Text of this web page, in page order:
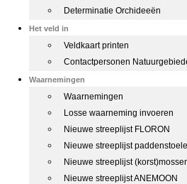
Determinatie Orchideeën
Het veld in
Veldkaart printen
Contactpersonen
Waarnemingen
Waarnemingen
Losse waarneming invoeren
Nieuwe streeplijst FLORON
Nieuwe streeplijst
Nieuwe streeplijst
Nieuwe streeplijst ANEMOON